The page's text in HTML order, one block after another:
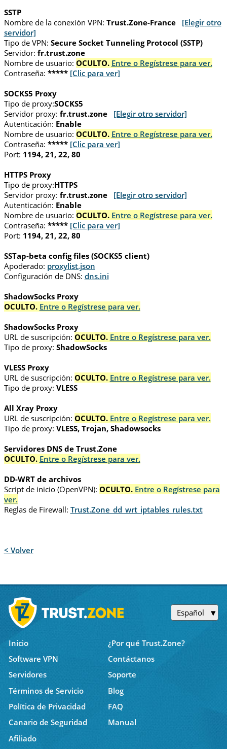
SSTP
Nombre de la conexión VPN: Trust.Zone-France
[Elegir otro
servidor]
Tipo de VPN: Secure Socket Tunneling Protocol (SSTP)
Servidor: fr.trust.zone
Nombre de usuario: OCULTO. Entre o Regístrese para ver.
Contraseña: ***** [Clic para ver]
SOCKS5 Proxy
Tipo de proxy:SOCKS5
Servidor proxy: fr.trust.zone
[Elegir otro servidor]
Autenticación: Enable
Nombre de usuario: OCULTO. Entre o Regístrese para ver.
Contraseña: ***** [Clic para ver]
Port: 1194, 21, 22, 80
HTTPS Proxy
Tipo de proxy:HTTPS
Servidor proxy: fr.trust.zone
[Elegir otro servidor]
Autenticación: Enable
Nombre de usuario: OCULTO. Entre o Regístrese para ver.
Contraseña: ***** [Clic para ver]
Port: 1194, 21, 22, 80
SSTap-beta config files (SOCKS5 client)
Apoderado: proxylist.json
Configuración de DNS: dns.ini
ShadowSocks Proxy
OCULTO. Entre o Regístrese para ver.
ShadowSocks Proxy
URL de suscripción: OCULTO. Entre o Regístrese para ver.
Tipo de proxy: ShadowSocks
VLESS Proxy
URL de suscripción: OCULTO. Entre o Regístrese para ver.
Tipo de proxy: VLESS
All Xray Proxy
URL de suscripción: OCULTO. Entre o Regístrese para ver.
Tipo de proxy: VLESS, Trojan, Shadowsocks
Servidores DNS de Trust.Zone
OCULTO. Entre o Regístrese para ver.
DD-WRT de archivos
Script de inicio (OpenVPN): OCULTO. Entre o Regístrese para
ver.
Reglas de Firewall: Trust.Zone_dd_wrt_iptables_rules.txt
< Volver
Español
Inicio
¿Por qué Trust.Zone?
Software VPN
Contáctanos
Servidores
Soporte
Términos de Servicio
Blog
Política de Privacidad
FAQ
Canario de Seguridad
Manual
Afiliado